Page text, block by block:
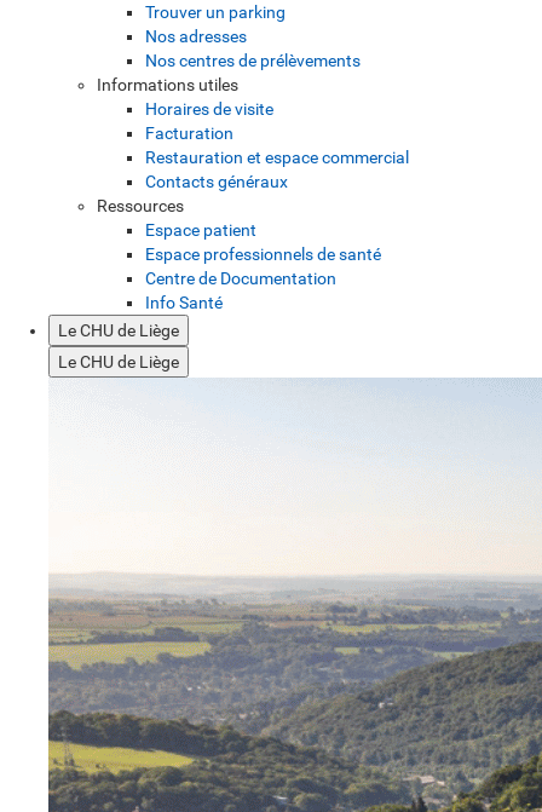
Trouver un parking
Nos adresses
Nos centres de prélèvements
Informations utiles
Horaires de visite
Facturation
Restauration et espace commercial
Contacts généraux
Ressources
Espace patient
Espace professionnels de santé
Centre de Documentation
Info Santé
Le CHU de Liège
Le CHU de Liège